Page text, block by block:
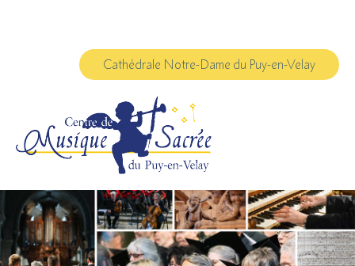
Cathédrale Notre-Dame du Puy-en-Velay